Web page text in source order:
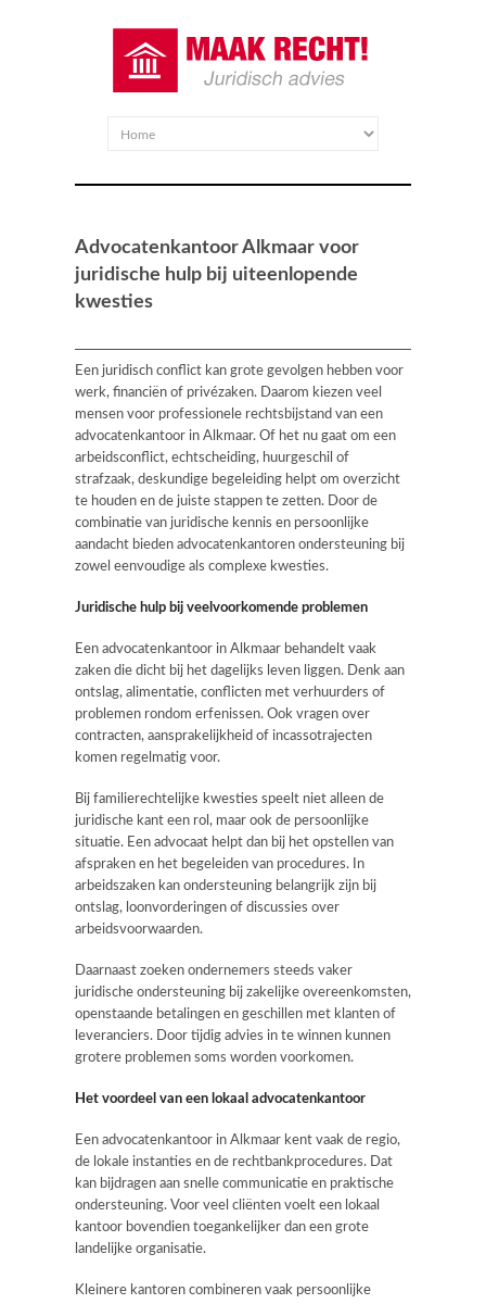
Advocatenkantoor Alkmaar voor
juridische hulp bij uiteenlopende
kwesties
Een juridisch conflict kan grote gevolgen hebben voor
werk, financiën of privézaken. Daarom kiezen veel
mensen voor professionele rechtsbijstand van een
advocatenkantoor in Alkmaar. Of het nu gaat om een
arbeidsconflict, echtscheiding, huurgeschil of
strafzaak, deskundige begeleiding helpt om overzicht
te houden en de juiste stappen te zetten. Door de
combinatie van juridische kennis en persoonlijke
aandacht bieden advocatenkantoren ondersteuning bij
zowel eenvoudige als complexe kwesties.
Juridische hulp bij veelvoorkomende problemen
Een advocatenkantoor in Alkmaar behandelt vaak
zaken die dicht bij het dagelijks leven liggen. Denk aan
ontslag, alimentatie, conflicten met verhuurders of
problemen rondom erfenissen. Ook vragen over
contracten, aansprakelijkheid of incassotrajecten
komen regelmatig voor.
Bij familierechtelijke kwesties speelt niet alleen de
juridische kant een rol, maar ook de persoonlijke
situatie. Een advocaat helpt dan bij het opstellen van
afspraken en het begeleiden van procedures. In
arbeidszaken kan ondersteuning belangrijk zijn bij
ontslag, loonvorderingen of discussies over
arbeidsvoorwaarden.
Daarnaast zoeken ondernemers steeds vaker
juridische ondersteuning bij zakelijke overeenkomsten,
openstaande betalingen en geschillen met klanten of
leveranciers. Door tijdig advies in te winnen kunnen
grotere problemen soms worden voorkomen.
Het voordeel van een lokaal advocatenkantoor
Een advocatenkantoor in Alkmaar kent vaak de regio,
de lokale instanties en de rechtbankprocedures. Dat
kan bijdragen aan snelle communicatie en praktische
ondersteuning. Voor veel cliënten voelt een lokaal
kantoor bovendien toegankelijker dan een grote
landelijke organisatie.
Kleinere kantoren combineren vaak persoonlijke